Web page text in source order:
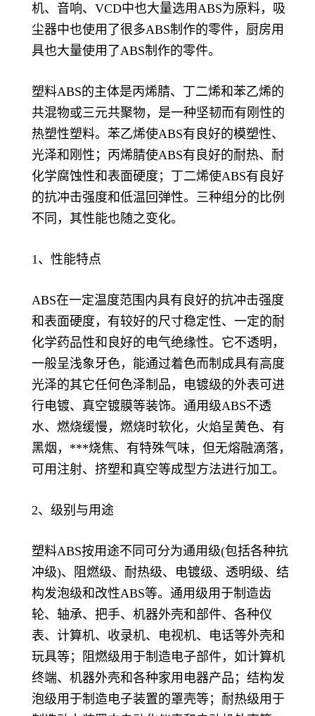
机、音响、VCD中也大量选用ABS为原料，吸
尘器中也使用了很多ABS制作的零件，厨房用
具也大量使用了ABS制作的零件。
塑料ABS的主体是丙烯腈、丁二烯和苯乙烯的
共混物或三元共聚物，是一种坚韧而有刚性的
热塑性塑料。苯乙烯使ABS有良好的模塑性、
光泽和刚性；丙烯腈使ABS有良好的耐热、耐
化学腐蚀性和表面硬度；丁二烯使ABS有良好
的抗冲击强度和低温回弹性。三种组分的比例
不同，其性能也随之变化。
1、性能特点
ABS在一定温度范围内具有良好的抗冲击强度
和表面硬度，有较好的尺寸稳定性、一定的耐
化学药品性和良好的电气绝缘性。它不透明，
一般呈浅象牙色，能通过着色而制成具有高度
光泽的其它任何色泽制品，电镀级的外表可进
行电镀、真空镀膜等装饰。通用级ABS不透
水、燃烧缓慢，燃烧时软化，火焰呈黄色、有
黑烟，***烧焦、有特殊气味，但无熔融滴落，
可用注射、挤塑和真空等成型方法进行加工。
2、级别与用途
塑料ABS按用途不同可分为通用级(包括各种抗
冲级)、阻燃级、耐热级、电镀级、透明级、结
构发泡级和改性ABS等。通用级用于制造齿
轮、轴承、把手、机器外壳和部件、各种仪
表、计算机、收录机、电视机、电话等外壳和
玩具等；阻燃级用于制造电子部件，如计算机
终端、机器外壳和各种家用电器产品；结构发
泡级用于制造电子装置的罩壳等；耐热级用于